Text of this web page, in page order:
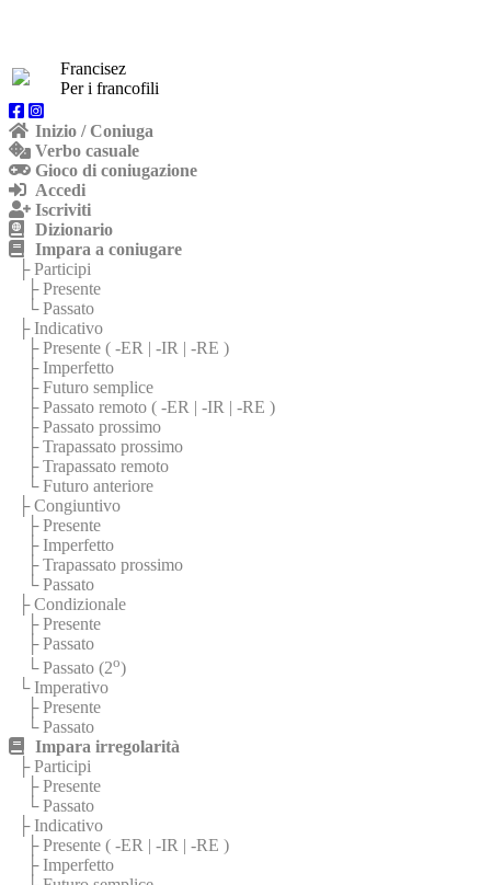
Francisez
Per i francofili
Inizio / Coniuga
Verbo casuale
Gioco di coniugazione
Accedi
Iscriviti
Dizionario
Impara a coniugare
├ Participi
├ Presente
└ Passato
├ Indicativo
├ Presente ( -ER | -IR | -RE )
├ Imperfetto
├ Futuro semplice
├ Passato remoto ( -ER | -IR | -RE )
├ Passato prossimo
├ Trapassato prossimo
├ Trapassato remoto
└ Futuro anteriore
├ Congiuntivo
├ Presente
├ Imperfetto
├ Trapassato prossimo
└ Passato
├ Condizionale
├ Presente
├ Passato
└ Passato (2o)
└ Imperativo
├ Presente
└ Passato
Impara irregolarità
├ Participi
├ Presente
└ Passato
├ Indicativo
├ Presente ( -ER | -IR | -RE )
├ Imperfetto